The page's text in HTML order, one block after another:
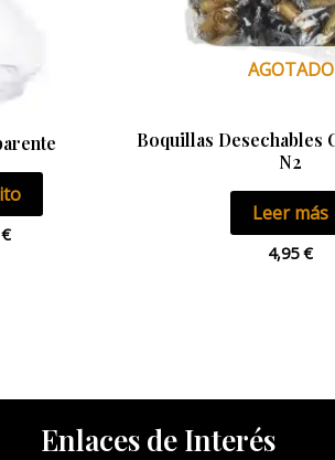
€
AGOTADO
Boquillas Desechables
N2
Leer más
4,95€
Enlaces de Interés